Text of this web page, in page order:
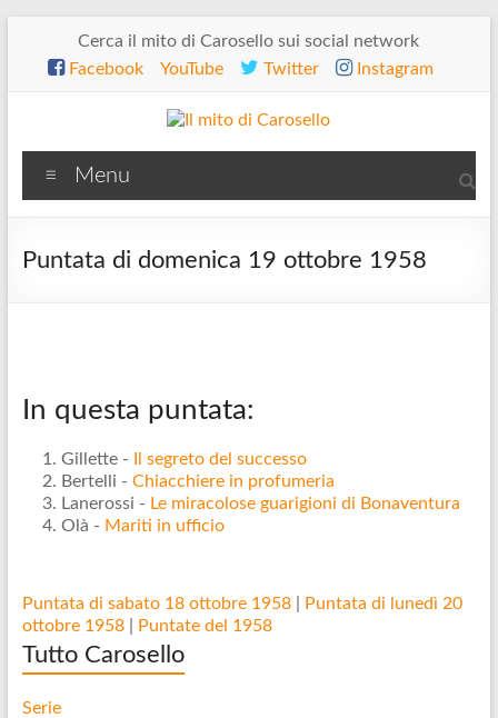
contenuto
Cerca il mito di Carosello sui social network
Facebook
YouTube Twitter Instagram
Il
mito
di
Menu
Puntata di domenica 19 ottobre 1958
In questa puntata:
Gillette -
Il segreto del successo
Bertelli - Chiacchiere in profumeria
Lanerossi - Le miracolose guarigioni di Bonaventura
Olà - Mariti in ufficio
Puntata di sabato 18 ottobre 1958|
Puntata di lunedì 20
ottobre 1958| Puntate del 1958
Tutto Carosello
Serie